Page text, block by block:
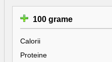
100 grame
Calorii
Proteine